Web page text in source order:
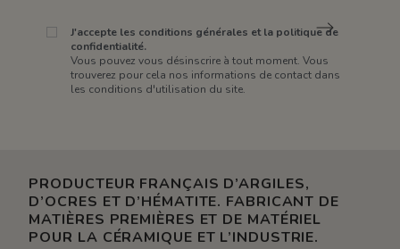
J'accepte les conditions générales et la politique de
confidentialité.
Vous pouvez vous désinscrire à tout moment. Vous
trouverez pour cela nos informations de contact dans
les conditions d'utilisation du site.
PRODUCTEUR FRANÇAIS D’ARGILES,
D’OCRES ET D’HÉMATITE. FABRICANT DE
MATIÈRES PREMIÈRES ET DE MATÉRIEL
POUR LA CÉRAMIQUE ET L’INDUSTRIE.